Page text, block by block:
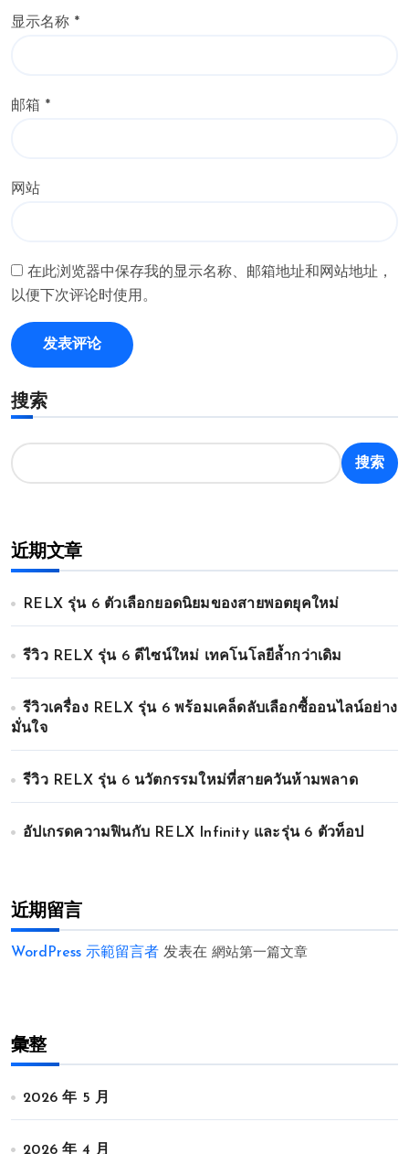
显示名称 *
邮箱 *
网站
在此浏览器中保存我的显示名称、邮箱地址和网站地址，
以便下次评论时使用。
搜索
搜索
近期文章
RELX รุ่น 6 ตัวเลือกยอดนิยมของสายพอตยุคใหม่
รีวิว RELX รุ่น 6 ดีไซน์ใหม่ เทคโนโลยีล้ำกว่าเดิม
รีวิวเครื่อง RELX รุ่น 6 พร้อมเคล็ดลับเลือกซื้ออนไลน์อย่าง
มั่นใจ
รีวิว RELX รุ่น 6 นวัตกรรมใหม่ที่สายควันห้ามพลาด
อัปเกรดความฟินกับ RELX Infinity และรุ่น 6 ตัวท็อป
近期留言
WordPress 示範留言者 发表在 網站第一篇文章
彙整
2026 年 5 月
2026 年 4 月